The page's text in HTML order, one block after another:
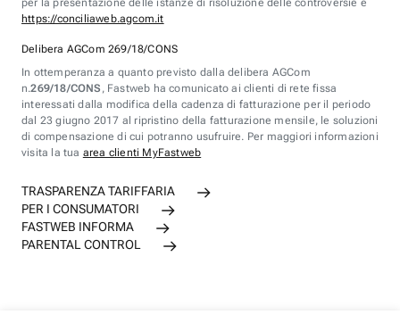
per la presentazione delle istanze di risoluzione delle controversie è
https://conciliaweb.agcom.it
Delibera AGCom 269/18/CONS
In ottemperanza a quanto previsto dalla delibera AGCom
n.269/18/CONS , Fastweb ha comunicato ai clienti di rete fissa
interessati dalla modifica della cadenza di fatturazione per il periodo
dal 23 giugno 2017 al ripristino della fatturazione mensile, le soluzioni
di compensazione di cui potranno usufruire. Per maggiori informazioni
visita la tua area clienti MyFastweb
TRASPARENZA TARIFFARIA
PER I CONSUMATORI
FASTWEB INFORMA
PARENTAL CONTROL